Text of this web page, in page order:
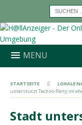
MENU
STARTSEITE LOKALE
unterstützt Techno-Party im
Stadt